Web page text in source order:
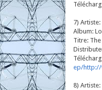
7) Artiste:
Album:
Titre:
ep/
8) Artiste: